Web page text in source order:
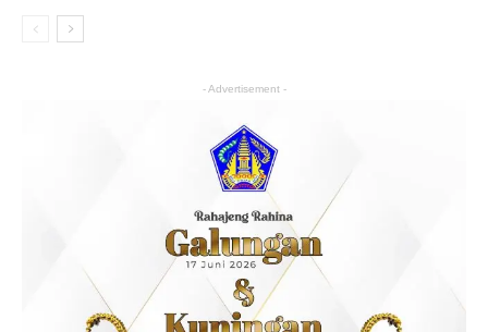
- Advertisement -